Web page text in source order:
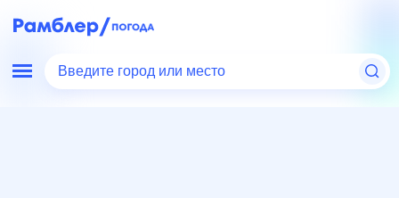
Введите город или место